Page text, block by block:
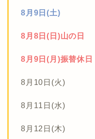
8月9日(土)
8月8日(日)山の日
8月9日(月)振替休日
8月10日(火)
8月11日(水)
8月12日(木)